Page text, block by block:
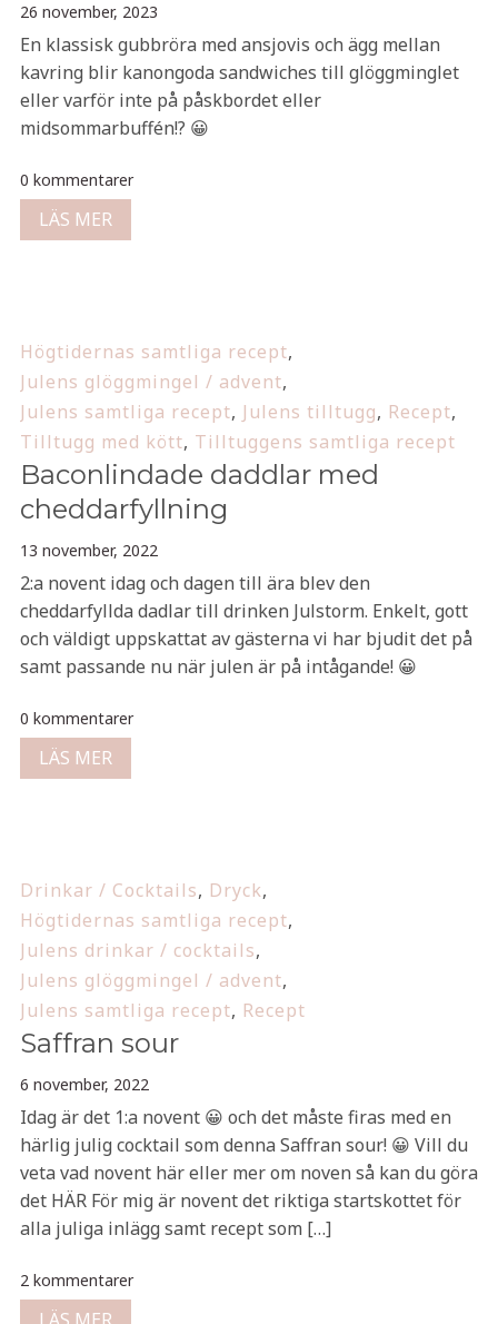
26 november, 2023
En klassisk gubbröra med ansjovis och ägg mellan
kavring blir kanongoda sandwiches till glöggminglet
eller varför inte på påskbordet eller
midsommarbuffén!? 😀
0 kommentarer
LÄS MER
Högtidernas samtliga recept,
Julens glöggmingel / advent,
Julens samtliga recept, Julens tilltugg, Recept,
Tilltugg med kött, Tilltuggens samtliga recept
Baconlindade daddlar med
cheddarfyllning
13 november, 2022
2:a novent idag och dagen till ära blev den
cheddarfyllda dadlar till drinken Julstorm. Enkelt, gott
och väldigt uppskattat av gästerna vi har bjudit det på
samt passande nu när julen är på intågande! 😀
0 kommentarer
LÄS MER
Drinkar / Cocktails, Dryck,
Högtidernas samtliga recept,
Julens drinkar / cocktails,
Julens glöggmingel / advent,
Julens samtliga recept, Recept
Saffran sour
6 november, 2022
Idag är det 1:a novent 😀 och det måste firas med en
härlig julig cocktail som denna Saffran sour! 😀 Vill du
veta vad novent här eller mer om noven så kan du göra
det HÄR För mig är novent det riktiga startskottet för
alla juliga inlägg samt recept som […]
2 kommentarer